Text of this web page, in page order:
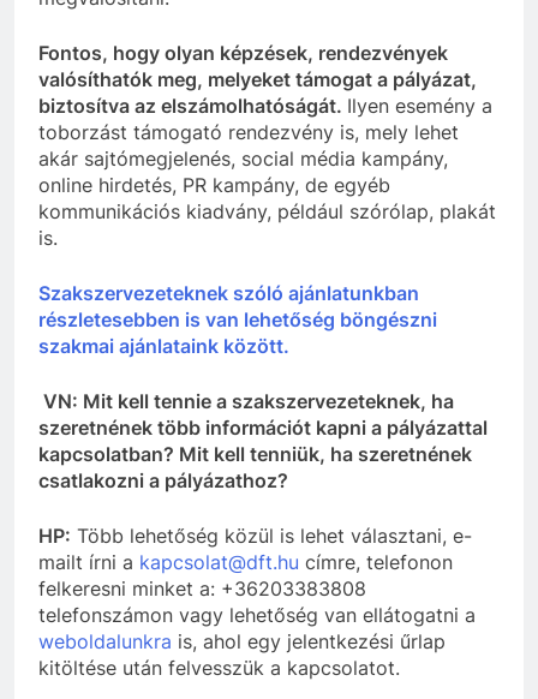
Fontos, hogy olyan képzések, rendezvények
valósíthatók meg, melyeket támogat a pályázat,
biztosítva az elszámolhatóságát. Ilyen esemény a
toborzást támogató rendezvény is, mely lehet
akár sajtómegjelenés, social média kampány,
online hirdetés, PR kampány, de egyéb
kommunikációs kiadvány, például szórólap, plakát
is.
Szakszervezeteknek szóló ajánlatunkban
részletesebben is van lehetőség böngészni
szakmai ajánlataink között.
VN: Mit kell tennie a szakszervezeteknek, ha
szeretnének több információt kapni a pályázattal
kapcsolatban? Mit kell tenniük, ha szeretnének
csatlakozni a pályázathoz?
HP: Több lehetőség közül is lehet választani, e-
mailt írni a kapcsolat@dft.hu címre, telefonon
felkeresni minket a: +36203383808
telefonszámon vagy lehetőség van ellátogatni a
weboldalunkra is, ahol egy jelentkezési űrlap
kitöltése után felvesszük a kapcsolatot.